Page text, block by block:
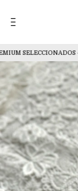
SELECCIONADOS -